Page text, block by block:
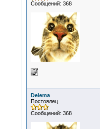
Сообщений: 368
Delema
Постоялец
Сообщений: 368